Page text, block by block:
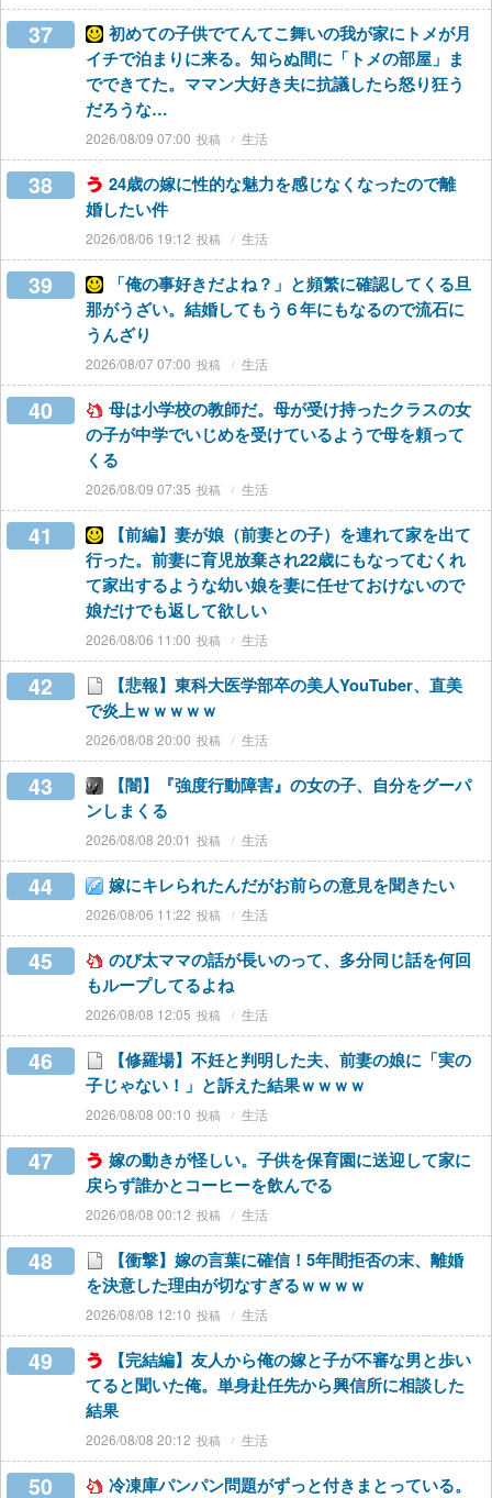
37
初めての子供でてんてこ舞いの我が家にトメが月
イチで泊まりに来る。知らぬ間に「トメの部屋」ま
でできてた。ママン大好き夫に抗議したら怒り狂う
だろうな…
2026/08/09 07:00 生活
38
24歳の嫁に性的な魅力を感じなくなったので離
婚したい件
2026/08/06 19:12 生活
39
「俺の事好きだよね？」と頻繁に確認してくる旦
那がうざい。結婚してもう６年にもなるので流石に
うんざり
2026/08/07 07:00 生活
40
母は小学校の教師だ。母が受け持ったクラスの女
の子が中学でいじめを受けているようで母を頼って
くる
2026/08/09 07:35 生活
41
【前編】妻が娘（前妻との子）を連れて家を出て
行った。前妻に育児放棄され22歳にもなってむくれ
て家出するような幼い娘を妻に任せておけないので
娘だけでも返して欲しい
2026/08/06 11:00 生活
42
【悲報】東科大医学部卒の美人YouTuber、直美
で炎上ｗｗｗｗｗ
2026/08/08 20:00 生活
43
【闇】『強度行動障害』の女の子、自分をグーパ
ンしまくる
2026/08/08 20:01 生活
44 嫁にキレられたんだがお前らの意見を聞きたい
2026/08/06 11:22 生活
45
のび太ママの話が長いのって、多分同じ話を何回
もループしてるよね
2026/08/08 12:05 生活
46
【修羅場】不妊と判明した夫、前妻の娘に「実の
子じゃない！」と訴えた結果ｗｗｗｗ
2026/08/08 00:10 生活
47
嫁の動きが怪しい。子供を保育園に送迎して家に
戻らず誰かとコーヒーを飲んでる
2026/08/08 00:12 生活
48
【衝撃】嫁の言葉に確信！5年間拒否の末、離婚
を決意した理由が切なすぎるｗｗｗｗ
2026/08/08 12:10 生活
49
【完結編】友人から俺の嫁と子が不審な男と歩い
てると聞いた俺。単身赴任先から興信所に相談した
結果
2026/08/08 20:12 生活
50 冷凍庫パンパン問題がずっと付きまとっている。